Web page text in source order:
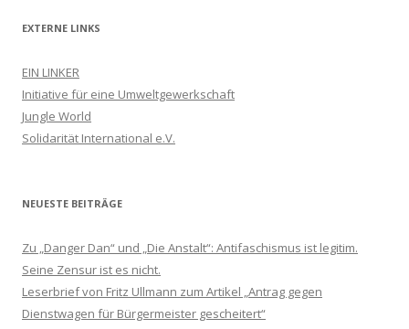
EXTERNE LINKS
EIN LINKER
Initiative für eine Umweltgewerkschaft
Jungle World
Solidarität International e.V.
NEUESTE BEITRÄGE
Zu „Danger Dan“ und „Die Anstalt“: Antifaschismus ist legitim.
Seine Zensur ist es nicht.
Leserbrief von Fritz Ullmann zum Artikel „Antrag gegen
Dienstwagen für Bürgermeister gescheitert“